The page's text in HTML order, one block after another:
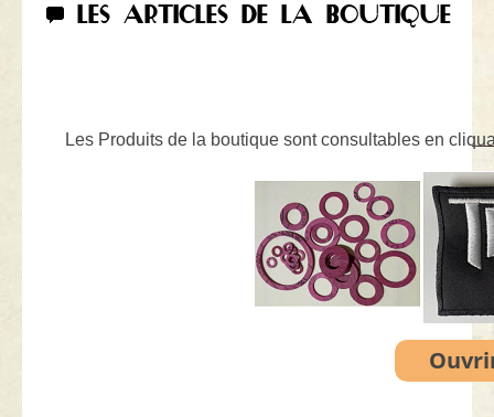
LES ARTICLES DE LA BOUTIQUE
Les Produits de la boutique sont consultables en